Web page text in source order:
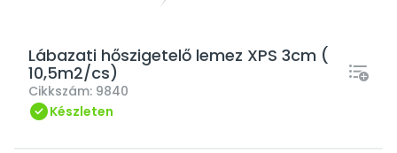
Lábazati hőszigetelő lemez XPS 3cm (
10,5m2/cs)
Cikkszám: 9840
Készleten